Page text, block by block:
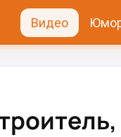
Видео